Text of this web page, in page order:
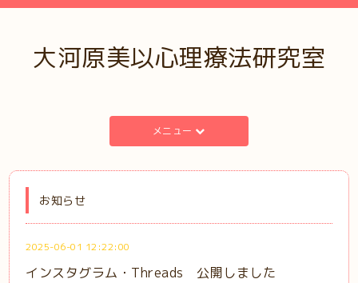
大河原美以心理療法研究室
メニュー
お知らせ
2025-06-01 12:22:00
インスタグラム・Threads 公開しました